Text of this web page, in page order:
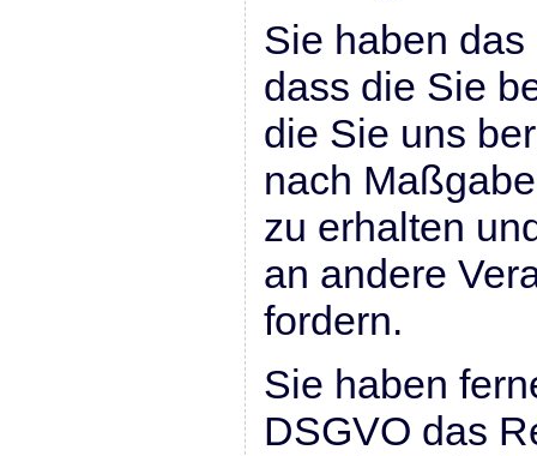
Sie haben
dass die Sie
die Sie uns
nach
zu erhalten
an andere
fordern.
Sie haben
DSGVO das